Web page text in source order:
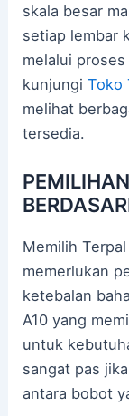
skala besar
setiap lembar
melalui
kunjungiToko
melihat
tersedia.
Memilih
memerlukan
ketebalan
A10 yang
untuk
sangat pas
antara bobot